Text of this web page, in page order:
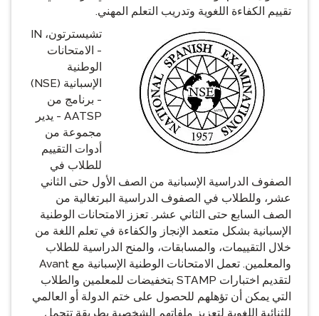
تقييم الكفاءة اللغوية وتدريب التعلم المهني.
تشيسترتون، IN
- الامتحانات
الوطنية
الإسبانية (NSE)
- برنامج من
AATSP - يدير
مجموعة من
أدوات التقييم
للطلاب في
الصفوف الدراسية الإسبانية من الصف الأول حتى الثاني
عشر، وللطلاب في الصفوف الدراسية البرتغالية من
الصف السابع حتى الثاني عشر. تعزز الامتحانات الوطنية
الإسبانية بشكل متعمد الإنجاز والكفاءة في تعلم اللغة من
خلال التقييمات، والمسابقات، والمنح الدراسية للطلاب
والمعلمين. تعمل الامتحانات الوطنية الإسبانية مع Avant
لتقديم اختبارات STAMP بتخفيضات للمعلمين والطلاب
التي يمكن أن تؤهلهم للحصول على ختم الدولة أو العالمي
للثنائية اللغوية لتعزيز ملفاتهم الشخصية بطريقة تتحمل